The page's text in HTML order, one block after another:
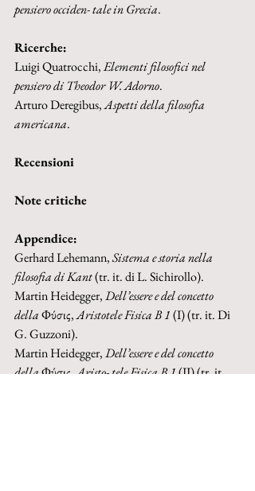
pensiero occiden- tale in Grecia.
Ricerche:
Luigi Quatrocchi, Elementi filosofici nel
pensiero di Theodor W. Adorno.
Arturo Deregibus, Aspetti della filosofia
americana.
Recensioni
Note critiche
Appendice:
Gerhard Lehemann, Sistema e storia nella
filosofia di Kant (tr. it. di L. Sichirollo).
Martin Heidegger, Dell’essere e del concetto
della Φύσις, Aristotele Fisica B 1 (I) (tr. it. Di
G. Guzzoni).
Martin Heidegger, Dell’essere e del concetto
della Φύσις, Aristo- tele Fisica B 1 (II) (tr. it.